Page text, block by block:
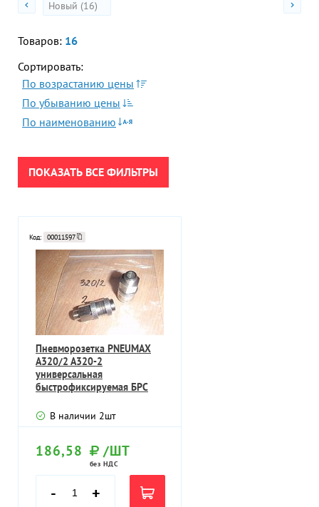
Акции
ПРИМЕНИТЬ
Новый (16)
Товаров: 16
Сортировать:
По возрастанию цены
По убыванию цены
По наименованию
ПОКАЗАТЬ ВСЕ ФИЛЬТРЫ
Код: 00011597
Пневморозетка PNEUMAX
A320/2 A320-2
универсальная
быстрофиксируемая БРС
В наличии 2шт
186,58 /ШТ
без НДС
- +